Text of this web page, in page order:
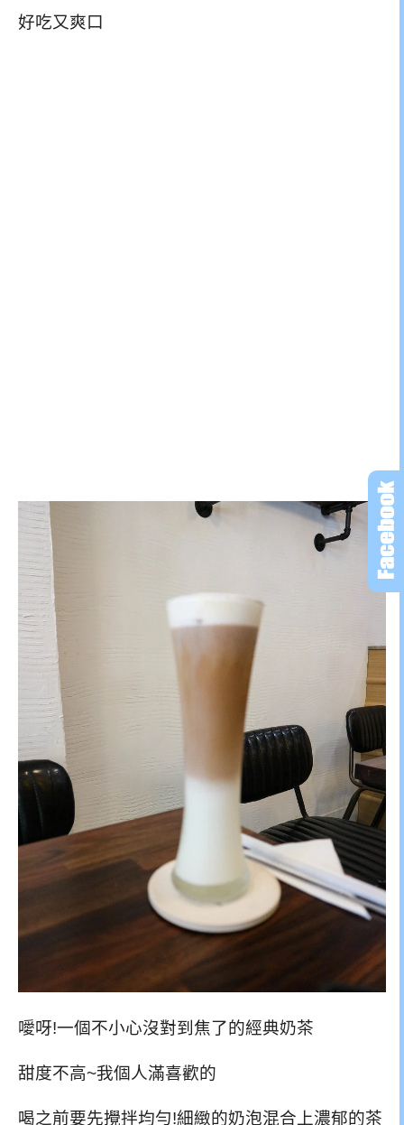
好吃又爽口
噯呀!一個不小心沒對到焦了的經典奶茶
甜度不高~我個人滿喜歡的
喝之前要先攪拌均勻!細緻的奶泡混合上濃郁的茶